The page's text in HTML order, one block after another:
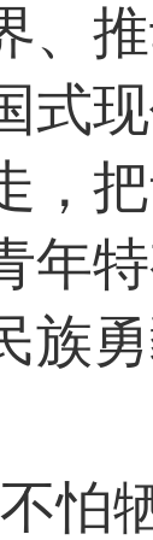
、
式
，
年
族
不怕